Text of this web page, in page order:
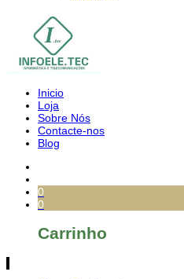
Inicio
Loja
Sobre Nós
Contacte-nos
Blog
0
0
Carrinho